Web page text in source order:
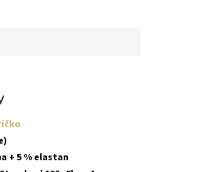
+ 5 % elastan